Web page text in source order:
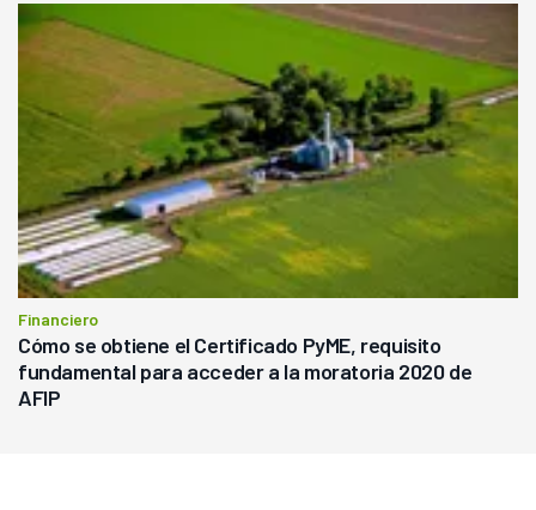
Financiero
Cómo se obtiene el Certificado PyME, requisito
fundamental para acceder a la moratoria 2020 de
AFIP